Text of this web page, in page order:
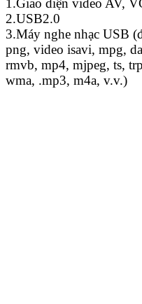
1.Giao diện video AV,
2.USB2.0
3.Máy nghe nhạc USB
png, video isavi, mpg,
rmvb, mp4, mjpeg, ts,
wma, .mp3, m4a, v.v.)